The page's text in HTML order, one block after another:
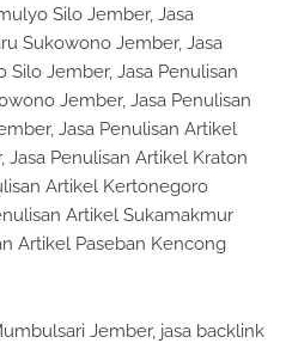
Silo Jember, Jasa
Sukowono Jember, Jasa
Jember, Jasa Penulisan
Jember, Jasa Penulisan
Jasa Penulisan Artikel
Penulisan Artikel Kraton
Artikel Kertonegoro
Artikel Sukamakmur
Artikel Paseban Kencong
Jember, jasa backlink